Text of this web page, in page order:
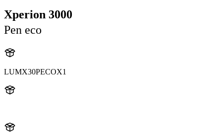
Xperion 3000
Pen eco
LUMX30PECOX1